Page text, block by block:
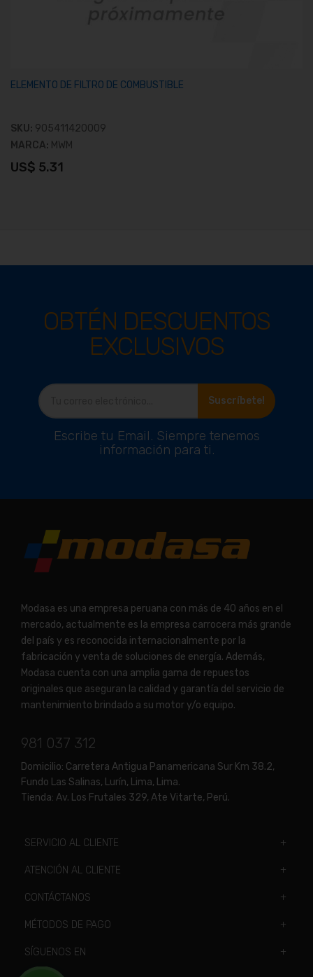
Ver producto
ELEMENTO DE FILTRO DE COMBUSTIBLE
SKU: 905411420009
MARCA: MWM
US$ 5.31
OBTÉN DESCUENTOS
EXCLUSIVOS
Suscríbete!
Escribe tu Email. Siempre tenemos
información para ti.
Modasa es una empresa peruana con más de 40 años en el
mercado, actualmente es la empresa carrocera más grande
del país y es reconocida internacionalmente por la
fabricación y venta de soluciones de energía. Además,
Modasa cuenta con una amplia gama de repuestos
originales que aseguran la calidad y garantía del servicio de
mantenimiento brindado a su motor y/o equipo.
981 037 312
Domicilio: Carretera Antigua Panamericana Sur Km 38.2,
Fundo Las Salinas, Lurín, Lima, Lima.
Tienda: Av. Los Frutales 329, Ate Vitarte, Perú.
SERVICIO AL CLIENTE
ATENCIÓN AL CLIENTE
CONTÁCTANOS
MÉTODOS DE PAGO
SÍGUENOS EN